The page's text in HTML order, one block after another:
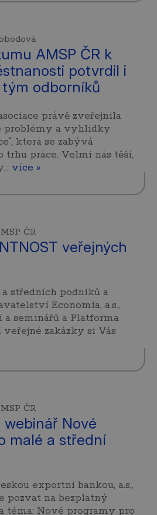
AMSP ČR k
potvrdil i
odborníků
právě zveřejnila
problémy a vyhlídky
která se zabývá
práce. Velmi nás těší,
více »
ČR
veřejných
středních podniků a
Economia, a.s.,
seminářů a Platforma
zakázky si Vás
ČR
webinář Nové
malé a střední
exportní bankou, a.s.,
pozvat na bezplatný
téma: Nové programy pro